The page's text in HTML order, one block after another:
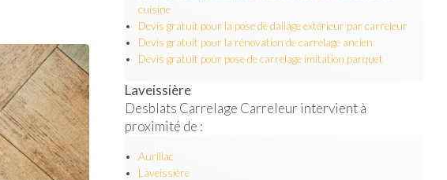
cuisine
Devis gratuit pour la pose de dallage extérieur par carreleur
Devis gratuit pour la rénovation de carrelage ancien
Devis gratuit pour pose de carrelage imitation parquet
Laveissière
Desblats Carrelage Carreleur intervient à
proximité de :
Aurillac
Laveissière